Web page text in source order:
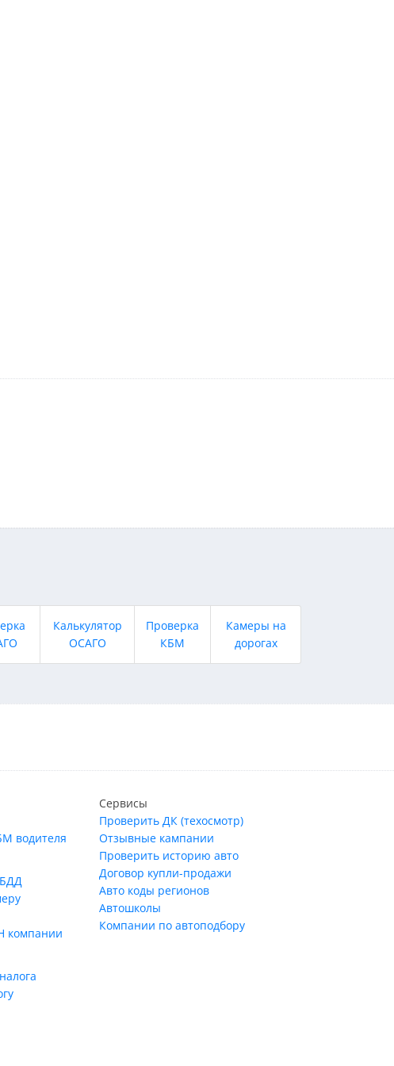
Калькулятор
ОСАГО
Проверка
КБМ
Камеры на
дорогах
водителя
компании
Сервисы
Проверить ДК (техосмотр)
Отзывные кампании
Проверить историю авто
Договор купли-продажи
Авто коды регионов
Автошколы
Компании по автоподбору